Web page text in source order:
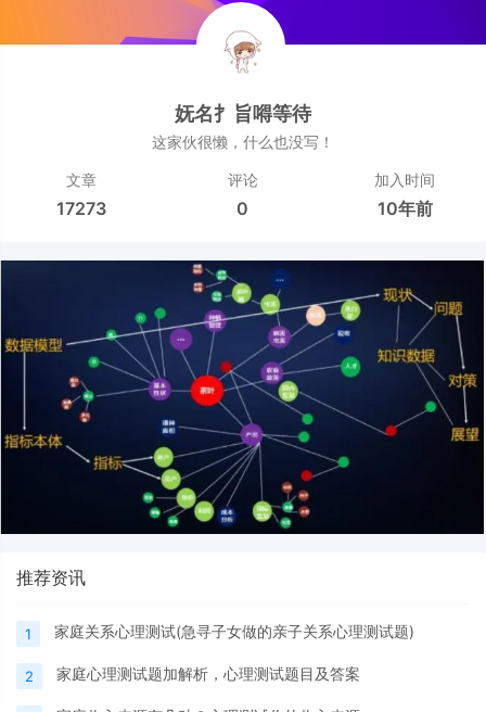
妩名扌旨嘚等待
这家伙很懒，什么也没写！
文章
17273
评论
0
加入时间
10年前
推荐资讯
1 家庭关系心理测试(急寻子女做的亲子关系心理测试题)
2 家庭心理测试题加解析，心理测试题目及答案